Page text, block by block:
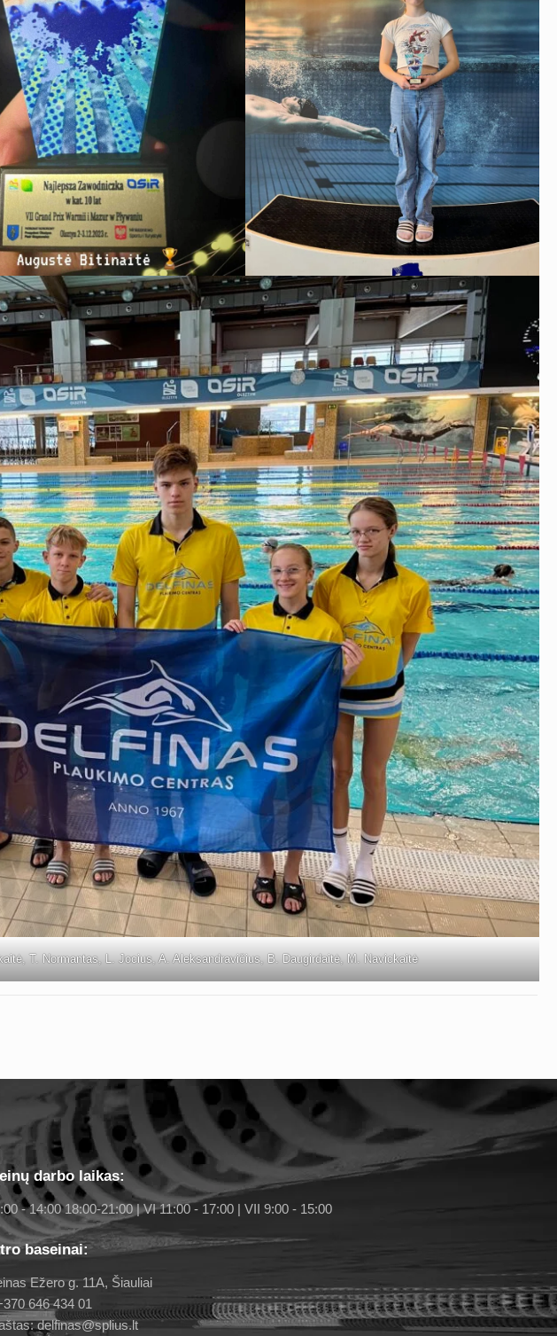
T. Normantas, L. Jocius, A. Aleksandravičius, B. Daugirdaitė, M. Navickaitė
darbo laikas:
- 14:00 18:00-21:00 | VI 11:00 - 17:00 | VII 9:00 - 15:00
baseinai:
Ežero g. 11A, Šiauliai
646 434 01
delfinas@splius.lt